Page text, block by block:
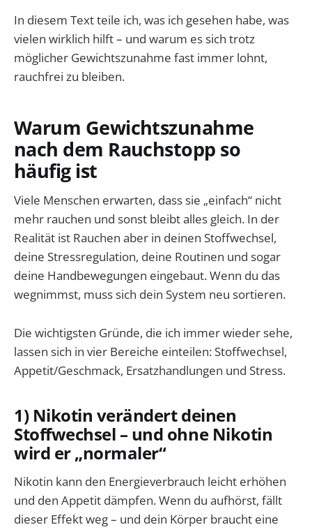
In diesem Text teile ich, was ich gesehen habe, was
vielen wirklich hilft – und warum es sich trotz
möglicher Gewichtszunahme fast immer lohnt,
rauchfrei zu bleiben.
Warum Gewichtszunahme
nach dem Rauchstopp so
häufig ist
Viele Menschen erwarten, dass sie „einfach“ nicht
mehr rauchen und sonst bleibt alles gleich. In der
Realität ist Rauchen aber in deinen Stoffwechsel,
deine Stressregulation, deine Routinen und sogar
deine Handbewegungen eingebaut. Wenn du das
wegnimmst, muss sich dein System neu sortieren.
Die wichtigsten Gründe, die ich immer wieder sehe,
lassen sich in vier Bereiche einteilen: Stoffwechsel,
Appetit/Geschmack, Ersatzhandlungen und Stress.
1) Nikotin verändert deinen
Stoffwechsel – und ohne Nikotin
wird er „normaler“
Nikotin kann den Energieverbrauch leicht erhöhen
und den Appetit dämpfen. Wenn du aufhörst, fällt
dieser Effekt weg – und dein Körper braucht eine